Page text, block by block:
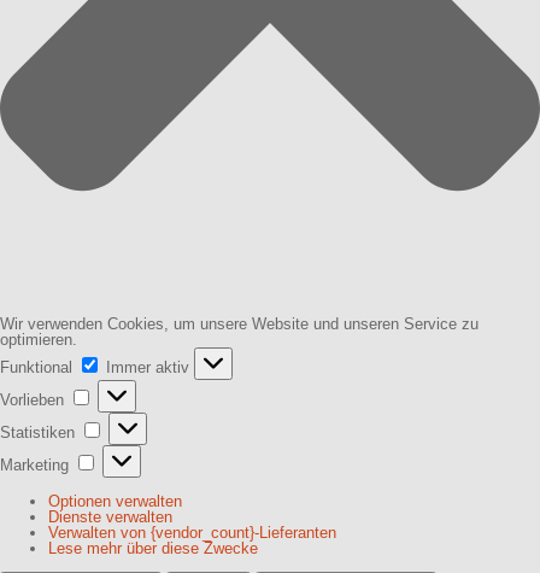
Wir verwenden Cookies, um unsere Website und unseren Service zu
optimieren.
Funktional
Immer aktiv
Vorlieben
Vorlieben
Statistiken
Statistiken
Marketing
Marketing
Optionen verwalten
Dienste verwalten
Verwalten von {vendor_count}-Lieferanten
Lese mehr über diese Zwecke